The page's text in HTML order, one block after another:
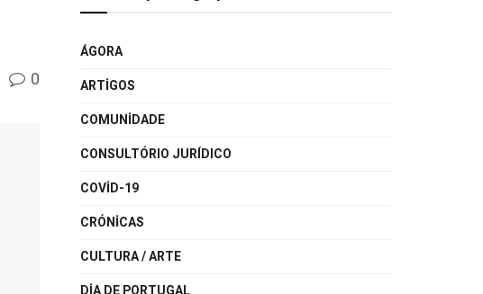
0
ÁGORA
ARTIGOS
COMUNIDADE
CONSULTÓRIO JURÍDICO
COVID-19
CRÓNICAS
CULTURA / ARTE